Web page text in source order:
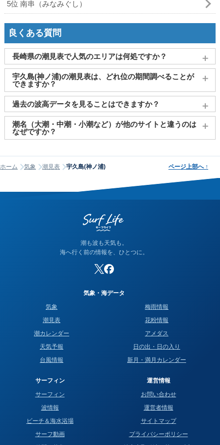
5位 南串（みなみぐし）
良くある質問
長崎県の潮見表で人気のエリアは何処ですか？
長崎 、大村 、島原、 壱岐島（郷ノ浦） 、佐世保
がよく見られ
ております。
宇久島(神ノ浦)の潮見表は、どれ位の期間調べることが
できますか？
2011～2027年までの16年間分の潮汐情報や日の出・日の入りを
調べることができます。視覚的に分かり易くタイドグラフで、
日の出・日の入り情報も合わせて確認することができます。
過去の波高データを見ることはできますか？
大変申し訳ございませんが、過去の波高データ（波の高さ）に
関してはご提供しておりません。
潮名（大潮・中潮・小潮など）が他のサイトと違うのは
なぜですか？
何日まで大潮」という統一された公的な定義はありません。そ
のため、サイトが採用する計算方式によって、境界にあたる日
って見える場合は、そのサイトが別の方式を使っている可能性
ホーム 気象 潮見表 宇久島(神ノ浦) ページ上部へ ↑
潮も波も天気も。
海へ行く前の情報を、ひとつに。
気象・海データ
気象
潮見表
潮カレンダー
天気予報
台風情報
梅雨情報
花粉情報
アメダス
日の出・日の入り
新月・満月カレンダー
サーフィン
サーフィン
波情報
ビーチ＆海水浴場
サーフ動画
運営情報
お問い合わせ
運営者情報
サイトマップ
プライバシーポリシー